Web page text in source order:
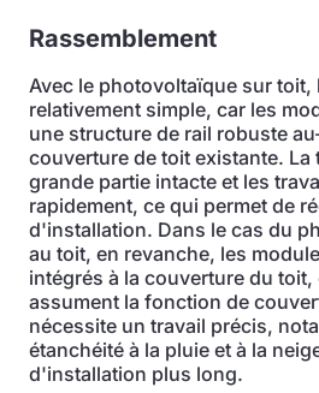
Rassemblement
Avec le photovoltaïque sur
relativement simple, car les
une structure de rail robuste
couverture de toit existante. La
grande partie intacte et les
rapidement, ce qui permet de
d'installation. Dans le cas du
au toit, en revanche, les
intégrés à la couverture du
assument la fonction de
nécessite un travail précis,
étanchéité à la pluie et à la
d'installation plus long.